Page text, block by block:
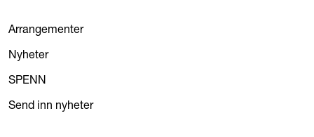
Arrangementer
Nyheter
SPENN
Send inn nyheter